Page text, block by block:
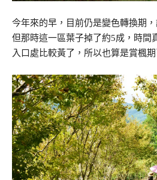
今年來的早，目前仍是變色轉換期
但那時這一區葉子掉了約5成，時間
入口處比較黃了，所以也算是賞楓期